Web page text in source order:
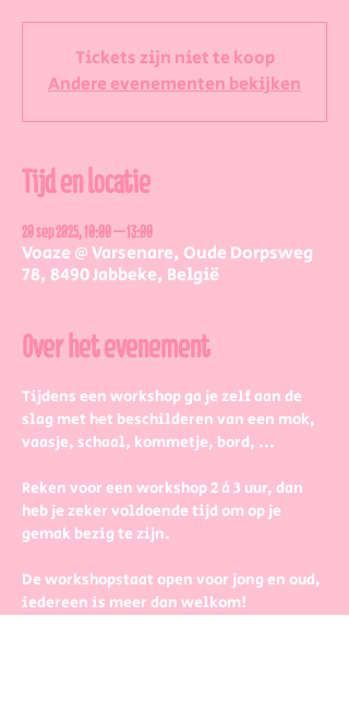
Tickets zijn niet te koop
Andere evenementen bekijken
Tijd en locatie
20 sep 2025, 10:00 – 13:00
Voaze @ Varsenare, Oude Dorpsweg
78, 8490 Jabbeke, België
Over het evenement
Tijdens een workshop ga je zelf aan de
slag met het beschilderen van een mok,
vaasje, schaal, kommetje, bord, ...
Reken voor een workshop 2 à 3 uur, dan
heb je zeker voldoende tijd om op je
gemak bezig te zijn.
De workshopstaat open voor jong en oud,
iedereen is meer dan welkom!